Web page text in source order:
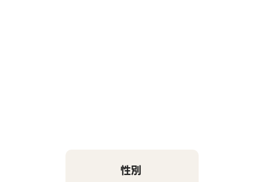
性別